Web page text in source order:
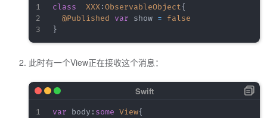
class XXX:ObservableObject{
@Published
var show =
false
}
此时有一个View正在接收这个消息：
var body : some View{